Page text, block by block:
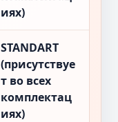
иях)
STANDART
(присутствуе
т во всех
комплектац
иях)